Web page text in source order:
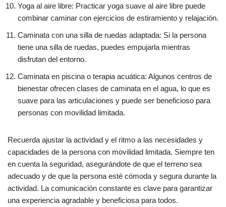
Yoga al aire libre: Practicar yoga suave al aire libre puede
combinar caminar con ejercicios de estiramiento y relajación.
Caminata con una silla de ruedas adaptada: Si la persona
tiene una silla de ruedas, puedes empujarla mientras
disfrutan del entorno.
Caminata en piscina o terapia acuática: Algunos centros de
bienestar ofrecen clases de caminata en el agua, lo que es
suave para las articulaciones y puede ser beneficioso para
personas con movilidad limitada.
Recuerda ajustar la actividad y el ritmo a las necesidades y
capacidades de la persona con movilidad limitada. Siempre ten
en cuenta la seguridad, asegurándote de que el terreno sea
adecuado y de que la persona esté cómoda y segura durante la
actividad. La comunicación constante es clave para garantizar
una experiencia agradable y beneficiosa para todos.